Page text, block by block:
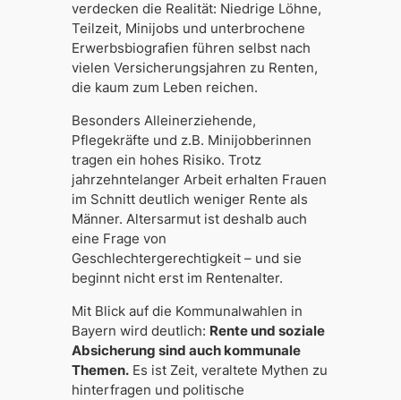
verdecken die Realität: Niedrige Löhne,
Teilzeit, Minijobs und unterbrochene
Erwerbsbiografien führen selbst nach
vielen Versicherungsjahren zu Renten,
die kaum zum Leben reichen.
Besonders Alleinerziehende,
Pflegekräfte und z.B. Minijobberinnen
tragen ein hohes Risiko. Trotz
jahrzehntelanger Arbeit erhalten Frauen
im Schnitt deutlich weniger Rente als
Männer. Altersarmut ist deshalb auch
eine Frage von
Geschlechtergerechtigkeit – und sie
beginnt nicht erst im Rentenalter.
Mit Blick auf die Kommunalwahlen in
Bayern wird deutlich: Rente und soziale
Absicherung sind auch kommunale
Themen.Es ist Zeit, veraltete Mythen zu
hinterfragen und politische